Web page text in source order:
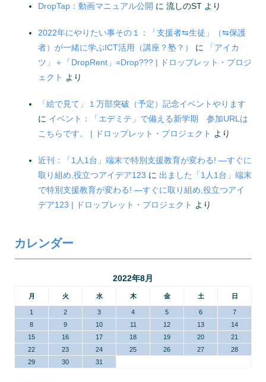
DropTap：動画マニュアル公開 に 流しのST より
2022年にやりたい事その１：「支援者⇆生徒」（⇆保護
者）が一緒に学ぶICT活用（講座？塾？）
に
「アイカ
ツ」＋「DropRent」=Drop??? | ドロップレット・プロジ
ェクト より
「絵で見て」１万部突破（予定）記念イベントやります
に イベント：「エデミテ」で備える新学期 参加URLは
こちらです。 | ドロップレット・プロジェクト より
近刊：「1人1台」端末で特別支援教育が変わる! ―すぐに
取り組め,役立つアイデア123 に 出ました「1人1台」端末
で特別支援教育が変わる! ―すぐに取り組め,役立つアイ
デア123 | ドロップレット・プロジェクト より
カレンダー
2022年8月
月 火 水 木 金 土 日
1 2 3 4 5 6
7
8
9 10 11 12 13
14
15
16 17 18 19 20
21
22
23 24 25 26 27
28
29
30 31